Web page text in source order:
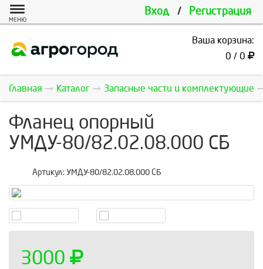
Вход / Регистрация
МЕНЮ
Ваша корзина:
0 / 0
Главная Каталог Запасные части и комплектующие
Фланец опорный
УМДУ-80/82.02.08.000 СБ
Артикул: УМДУ-80/82.02.08.000 СБ
3000